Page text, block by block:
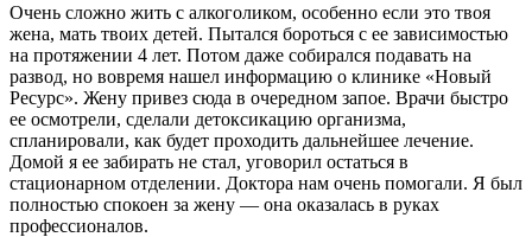
Очень сложно жить с алкоголиком, особенно если это твоя
жена, мать твоих детей. Пытался бороться с ее зависимостью
на протяжении 4 лет. Потом даже собирался подавать на
развод, но вовремя нашел информацию о клинике «Новый
Ресурс». Жену привез сюда в очередном запое. Врачи быстро
ее осмотрели, сделали детоксикацию организма,
спланировали, как будет проходить дальнейшее лечение.
Домой я ее забирать не стал, уговорил остаться в
стационарном отделении. Доктора нам очень помогали. Я был
полностью спокоен за жену — она оказалась в руках
профессионалов.